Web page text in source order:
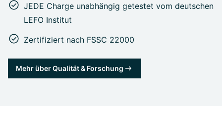
JEDE Charge unabhängig getestet vom deutschen
LEFO Institut
Zertifiziert nach FSSC 22000
Mehr über Qualität & Forschung